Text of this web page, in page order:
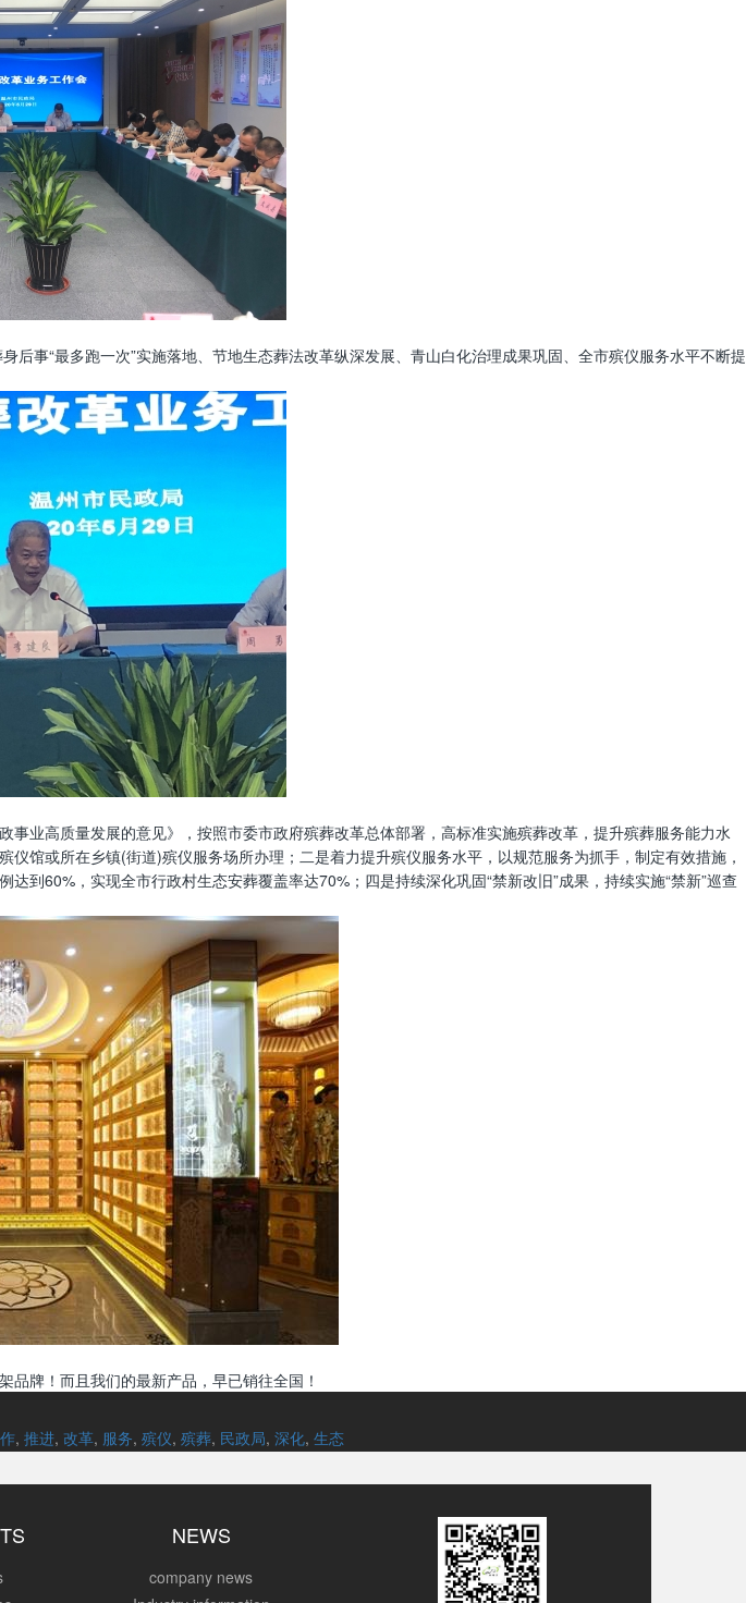
事“最多跑一次”实施落地、节地生态葬法改革纵深发展、青山白化治理成果巩固、全市殡仪服务水平不断提
业高质量发展的意见》，按照市委市政府殡葬改革总体部署，高标准实施殡葬改革，提升殡葬服务能力水
馆或所在乡镇(街道)殡仪服务场所办理；二是着力提升殡仪服务水平，以规范服务为抓手，制定有效措施，
到60%，实现全市行政村生态安葬覆盖率达70%；四是持续深化巩固“禁新改旧”成果，持续实施“禁新”巡查
牌！而且我们的最新产品，早已销往全国！
, 推进, 改革, 服务, 殡仪, 殡葬, 民政局, 深化, 生态
NEWS
company news